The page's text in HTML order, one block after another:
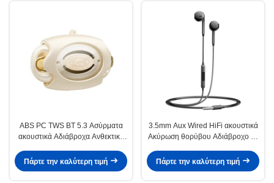
ABS PC TWS BT 5.3 Ασύρματα
ακουστικά Αδιάβροχα Ανθεκτικά
Πάρτε την καλύτερη τιμή
3.5mm Aux Wired HiFi ακουστικά
Ακύρωση θορύβου Αδιάβροχο με
Πάρτε την καλύτερη τιμή